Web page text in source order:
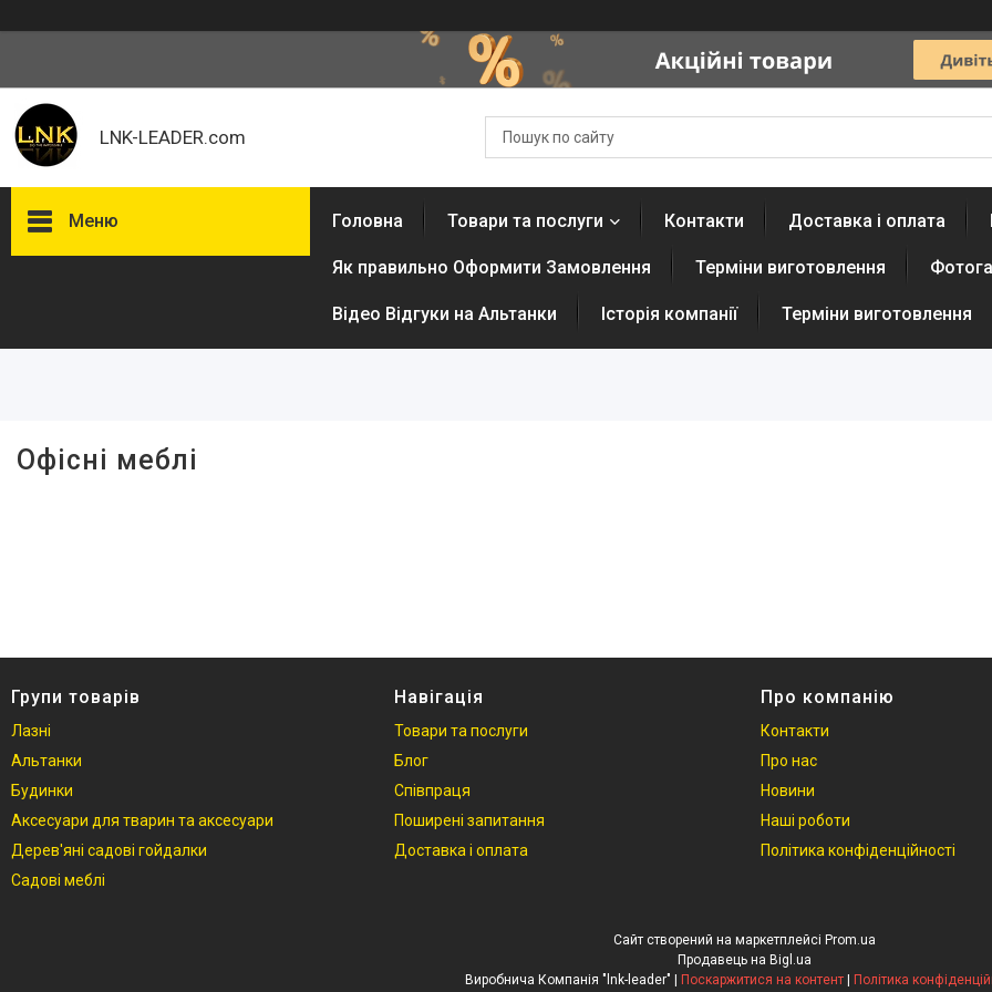
LNK-LEADER.com
Меню
Товари та послуги
Головна Товари та послуги Контакти Доставка і оплата
Як правильно Оформити Замовлення Терміни виготовлення
Відео Відгуки на Альтанки Історія компанії Терміни виготовлення
Офісні меблі
Групи товарів
Лазні
Альтанки
Будинки
Аксесуари для тварин та аксесуари
Дерев'яні садові гойдалки
Садові меблі
Навігація
Товари та послуги
Блог
Співпраця
Поширені запитання
Доставка і оплата
Про компанію
Контакти
Про нас
Новини
Наші роботи
Політика конфіденційності
Сайт створений на маркетплейсі Prom.ua
Продавець на Bigl.ua
Поскаржитися на контент Політика